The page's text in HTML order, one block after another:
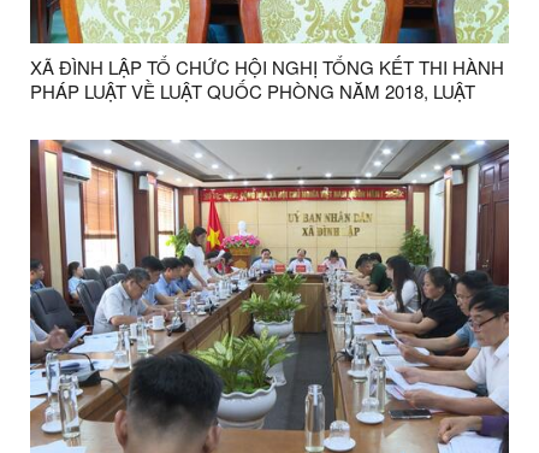
XÃ ĐÌNH LẬP TỔ CHỨC HỘI NGHỊ TỔNG KẾT THI HÀNH
PHÁP LUẬT VỀ LUẬT QUỐC PHÒNG NĂM 2018, LUẬT
PHÒNG VÀ AN NINH NĂM 2013